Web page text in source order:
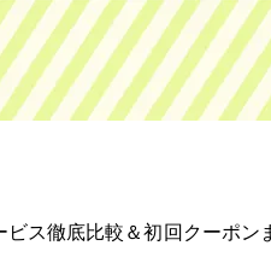
ス徹底比較＆初回クーポン